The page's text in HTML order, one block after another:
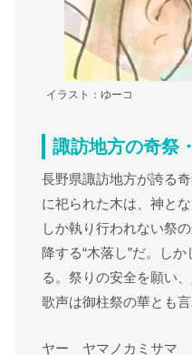
イラスト：ゆーコ
諏訪地方の奇祭
長野県諏訪地方が誇る
に祀られた木は、神と
しか執り行われない祭
降する“木落し”だ。し
る。祭りの安全を願い
歌声は御柱祭の華とも言
ヤー ヤマノカミサマ